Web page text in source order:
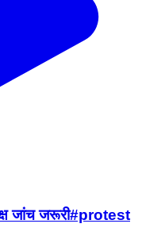
जांच जरूरी#protest